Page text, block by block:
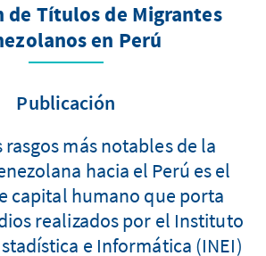
de Títulos de Migrantes
en Perú
Publicación
rasgos más notables de la
hacia el Perú es el
capital humano que porta
realizados por el Instituto
e Informática (INEI)